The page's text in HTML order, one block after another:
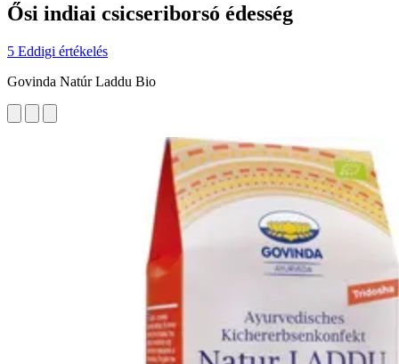
Ősi indiai csicseriborsó édesség
5 Eddigi értékelés
Govinda Natúr Laddu Bio